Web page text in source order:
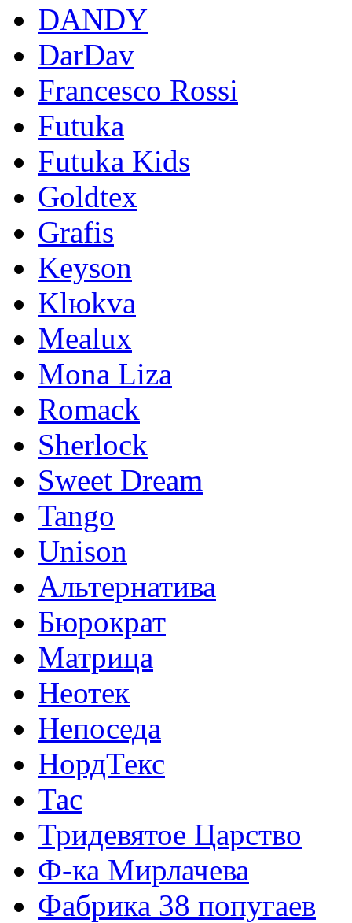
DANDY
DarDav
Francesco Rossi
Futuka
Futuka Kids
Goldtex
Grafis
Keyson
Klюkva
Mealux
Mona Liza
Romack
Sherlock
Sweet Dream
Tango
Unison
Альтернатива
Бюрократ
Матрица
Неотек
Непоседа
НордТекс
Тас
Тридевятое Царство
Ф-ка Мирлачева
Фабрика 38 попугаев